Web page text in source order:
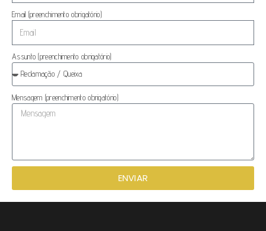
Email (preenchimento obrigatório)
Assunto (preenchimento obrigatório)
Mensagem (preenchimento obrigatório)
ENVIAR